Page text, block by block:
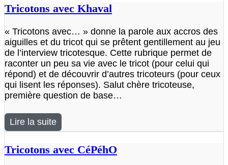
Tricotons avec Khaval
« Tricotons avec… » donne la parole aux accros des
aiguilles et du tricot qui se prêtent gentillement au jeu
de l’interview tricotesque. Cette rubrique permet de
raconter un peu sa vie avec le tricot (pour celui qui
répond) et de découvrir d’autres tricoteurs (pour ceux
qui lisent les réponses). Salut chère tricoteuse,
première question de base…
Lire la suite
Tricotons avec CéPéhO